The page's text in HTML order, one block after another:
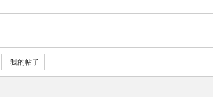
我的帖子